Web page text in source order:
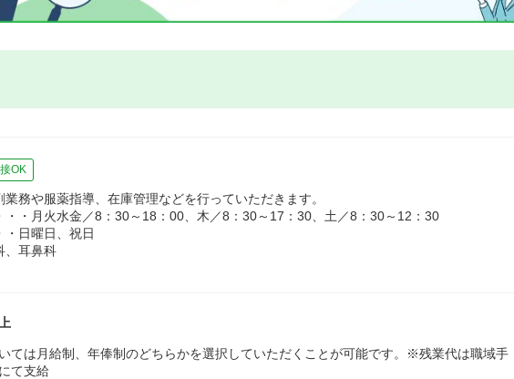
OK
務や服薬指導、在庫管理などを行っていただきます。
・・月火水金／8：30～18：00、木／8：30～17：30、土／8：30～12：30
・日曜日、祝日
、耳鼻科
ては月給制、年俸制のどちらかを選択していただくことが可能です。※残業代は職域手
て支給